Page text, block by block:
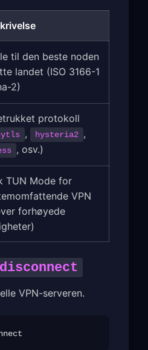
til den beste noden
landet (ISO 3166-1
2)
protokoll
, hysteria2 ,
, osv.)
TUN Mode for
VPN
forhøyede
VPN-serveren.